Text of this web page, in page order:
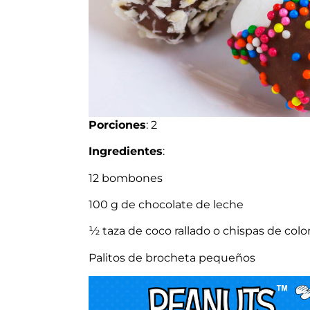
Porciones: 2
Ingredientes:
12 bombones
100 g de chocolate de leche
½ taza de coco rallado o chispas de
Palitos de brocheta pequeños